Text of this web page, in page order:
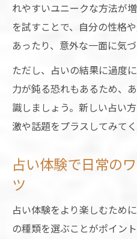
トレンド占い種類
占い種類ランキン
SNS映えするユニーク
SNSで話題の面白
占い体験をSNS映
シェアしたくなる
SNSで盛り上がる
は
れやすいユニークな方法が
を試すことで、自分の性格
あったり、意外な一面に気
ただし、占いの結果に過度
力が鈍る恐れもあるため、
識しましょう。新しい占い
激や話題をプラスしてみてく
占い体験で日常の
ツ
占い体験をより楽しむため
の種類を選ぶことがポイン